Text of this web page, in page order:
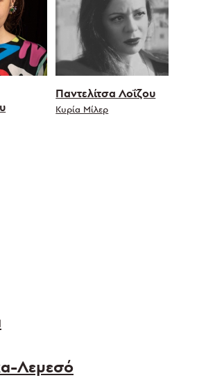
Παντελίτσα Λοΐζου
Κυρία Μίλερ
Λεμεσό